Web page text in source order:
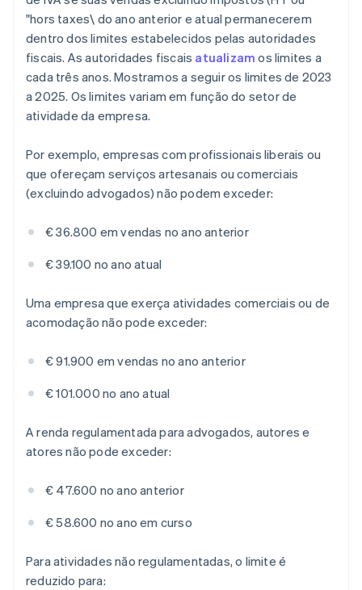
"hors taxes\ do ano anterior e atual permanecerem
dentro dos limites estabelecidos pelas autoridades
fiscais. As autoridades fiscais atualizam os limites a
cada três anos. Mostramos a seguir os limites de 2023
a 2025. Os limites variam em função do setor de
atividade da empresa.
Por exemplo, empresas com profissionais liberais ou
que ofereçam serviços artesanais ou comerciais
(excluindo advogados) não podem exceder:
€ 36.800 em vendas no ano anterior
€ 39.100 no ano atual
Uma empresa que exerça atividades comerciais ou de
acomodação não pode exceder:
€ 91.900 em vendas no ano anterior
€ 101.000 no ano atual
A renda regulamentada para advogados, autores e
atores não pode exceder:
€ 47.600 no ano anterior
€ 58.600 no ano em curso
Para atividades não regulamentadas, o limite é
reduzido para: